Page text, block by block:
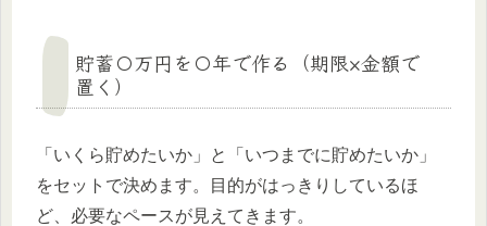
貯蓄〇万円を〇年で作る（期限×金額で
置く）
「いくら貯めたいか」と「いつまでに貯めたいか」
をセットで決めます。目的がはっきりしているほ
ど、必要なペースが見えてきます。